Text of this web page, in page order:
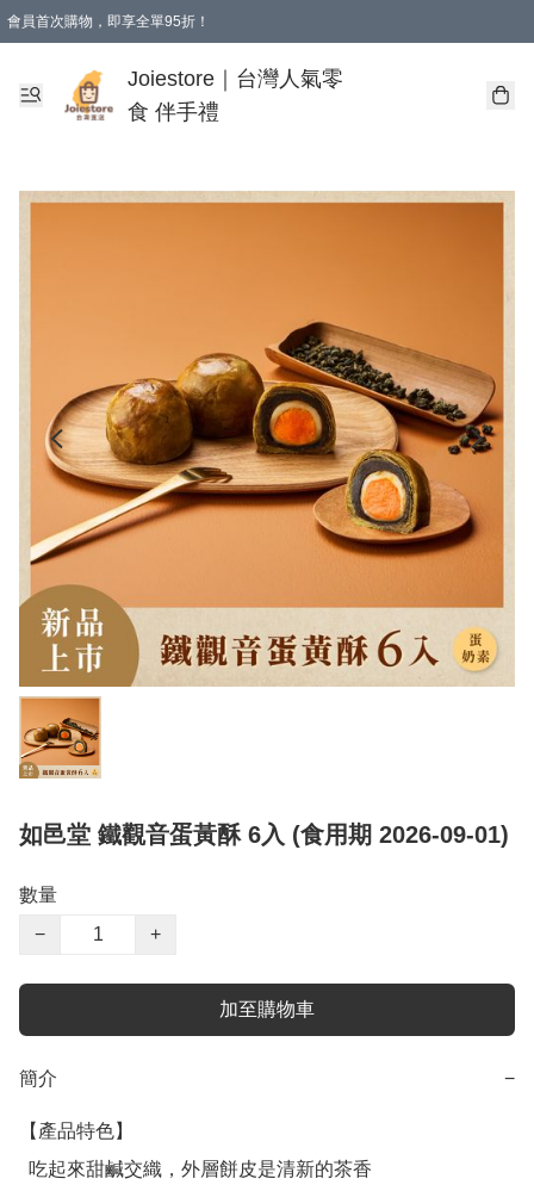
會員首次購物，即享全單95折！
購物滿 HKD 350.00即享免運費優惠！（適用於 本地送貨、本地取貨 )
Joiestore｜台灣人氣零
食 伴手禮
如邑堂 鐵觀音蛋黃酥 6入 (食用期 2026-09-01)
數量
−
+
加至購物車
簡介 −
【產品特色】